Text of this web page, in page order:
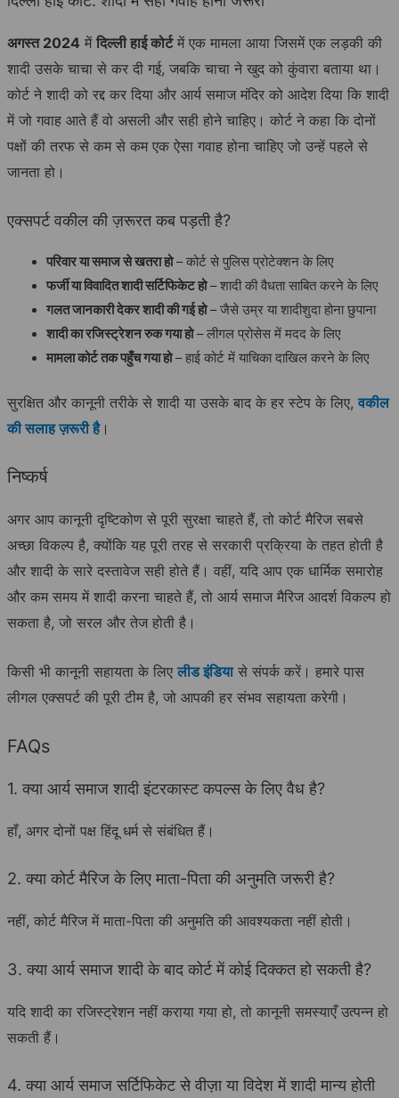
अगस्त 2024 में दिल्ली हाई कोर्टमें एक मामला आया जिसमें एक लड़की की
शादी उसके चाचा से कर दी गई, जबकि चाचा ने खुद को कुंवारा बताया था।
कोर्ट ने शादी को रद्द कर दिया और आर्य समाज मंदिर को आदेश दिया कि शादी
में जो गवाह आते हैं वो असली और सही होने चाहिए। कोर्ट ने कहा कि दोनों
पक्षों की तरफ से कम से कम एक ऐसा गवाह होना चाहिए जो उन्हें पहले से
जानता हो।
एक्सपर्ट वकील की ज़रूरत कब पड़ती है?
परिवार या समाज से खतरा हो– कोर्ट से पुलिस प्रोटेक्शन के लिए
फर्जी या विवादित शादी सर्टिफिकेट हो– शादी की वैधता साबित करने के लिए
गलत जानकारी देकर शादी की गई हो– जैसे उम्र या शादीशुदा होना छुपाना
शादी का रजिस्ट्रेशन रुक गया हो– लीगल प्रोसेस में मदद के लिए
मामला कोर्ट तक पहुँच गया हो– हाई कोर्ट में याचिका दाखिल करने के लिए
सुरक्षित और कानूनी तरीके से शादी या उसके बाद के हर स्टेप के लिए,वकील
की सलाह ज़रूरी है।
निष्कर्ष
अगर आप कानूनी दृष्टिकोण से पूरी सुरक्षा चाहते हैं, तो कोर्ट मैरिज सबसे
अच्छा विकल्प है, क्योंकि यह पूरी तरह से सरकारी प्रक्रिया के तहत होती है
और शादी के सारे दस्तावेज सही होते हैं। वहीं, यदि आप एक धार्मिक समारोह
और कम समय में शादी करना चाहते हैं, तो आर्य समाज मैरिज आदर्श विकल्प हो
सकता है, जो सरल और तेज होती है।
किसी भी कानूनी सहायता के लिएलीड इंडियासे संपर्क करें। हमारे पास
लीगल एक्सपर्ट की पूरी टीम है, जो आपकी हर संभव सहायता करेगी।
FAQs
1. क्या आर्य समाज शादी इंटरकास्ट कपल्स के लिए वैध है?
हाँ, अगर दोनों पक्ष हिंदू धर्म से संबंधित हैं।
2. क्या कोर्ट मैरिज के लिए माता-पिता की अनुमति जरूरी है?
नहीं, कोर्ट मैरिज में माता-पिता की अनुमति की आवश्यकता नहीं होती।
3. क्या आर्य समाज शादी के बाद कोर्ट में कोई दिक्कत हो सकती है?
यदि शादी का रजिस्ट्रेशन नहीं कराया गया हो, तो कानूनी समस्याएँ उत्पन्न हो
सकती हैं।
4. क्या आर्य समाज सर्टिफिकेट से वीज़ा या विदेश में शादी मान्य होती